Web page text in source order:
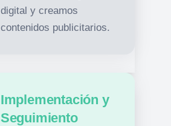
digital y creamos
contenidos publicitarios.
Implementación y
Seguimiento